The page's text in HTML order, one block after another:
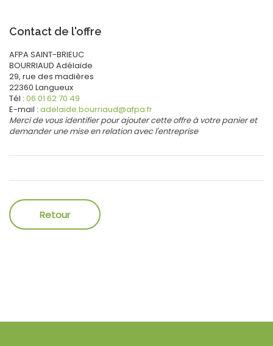
Contact de l'offre
AFPA SAINT-BRIEUC
BOURRIAUD Adélaïde
29, rue des madières
22360 Langueux
Tél : 06 01 62 70 49
E-mail : adelaide.bourriaud@afpa.fr
Merci de vous identifier pour ajouter cette offre à votre panier et
demander une mise en relation avec l'entreprise